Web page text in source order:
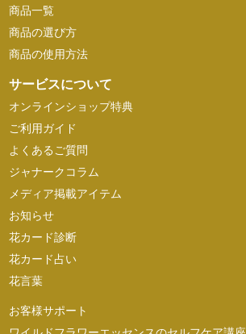
商品一覧
商品の選び方
商品の使用方法
サービスについて
オンラインショップ特典
ご利用ガイド
よくあるご質問
ジャナークコラム
メディア掲載アイテム
お知らせ
花カード診断
花カード占い
花言葉
お客様サポート